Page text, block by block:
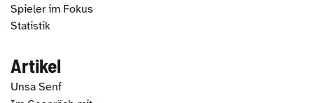
Spieler im Fokus
Statistik
Artikel
Unsa Senf